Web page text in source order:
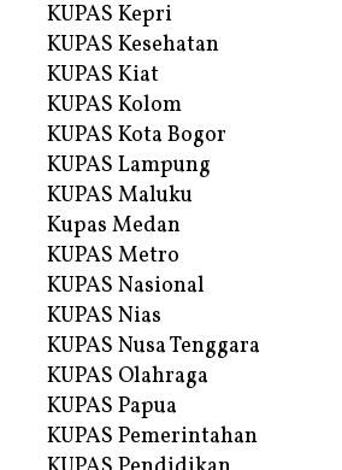
KUPAS Kepri
KUPAS Kesehatan
KUPAS Kiat
KUPAS Kolom
KUPAS Kota Bogor
KUPAS Lampung
KUPAS Maluku
Kupas Medan
KUPAS Metro
KUPAS Nasional
KUPAS Nias
KUPAS Nusa Tenggara
KUPAS Olahraga
KUPAS Papua
KUPAS Pemerintahan